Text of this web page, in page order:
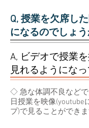
Q, 授業を欠席し
になるのでしょう
A, ビデオで授業
見れるようになっ
◇ 急な体調不良など
日授業を映像(youtube
プ)で見ることができま